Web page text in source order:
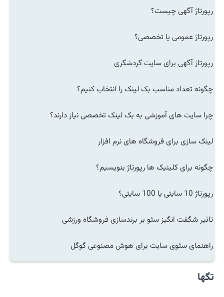
رپورتاژ آگهی چیست؟
رپورتاژ عمومی یا تخصصی؟
رپورتاژ آگهی برای سایت گردشگری
چگونه تعداد مناسب بک لینک را انتخاب کنیم؟
چرا سایت های آموزشی به بک لینک تخصصی نیاز دارند؟
لینک سازی برای فروشگاه های نرم افزار
چگونه برای کلینیک ها رپورتاژ بنویسیم؟
رپورتاژ 10 سایتی یا 100 سایتی؟
تاثیر شگفت انگیز سئو بر برندسازی فروشگاه ورزشی
راهنمای سئوی سایت برای هوش مصنوعی گوگل
تگها